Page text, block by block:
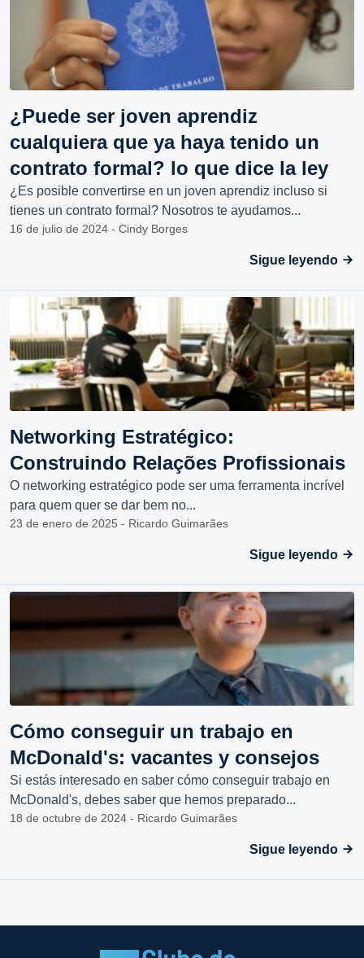
¿Puede ser joven aprendiz
cualquiera que ya haya tenido un
contrato formal? lo que dice la ley
¿Es posible convertirse en un joven aprendiz incluso si
tienes un contrato formal? Nosotros te ayudamos...
16 de julio de 2024 - Cindy Borges
Sigue leyendo
Networking Estratégico:
Construindo Relações Profissionais
O networking estratégico pode ser uma ferramenta incrível
para quem quer se dar bem no...
23 de enero de 2025 - Ricardo Guimarães
Sigue leyendo
Cómo conseguir un trabajo en
McDonald's: vacantes y consejos
Si estás interesado en saber cómo conseguir trabajo en
McDonald's, debes saber que hemos preparado...
18 de octubre de 2024 - Ricardo Guimarães
Sigue leyendo